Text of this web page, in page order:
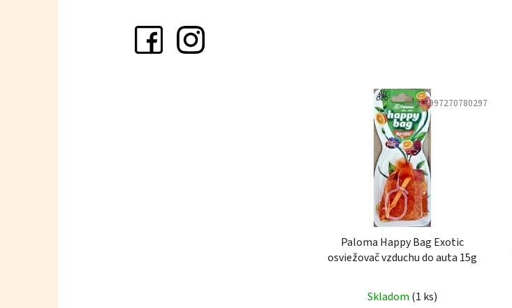
Paloma Happy Bag Exotic
osviežovač vzduchu do auta 15g
Skladom (1 ks)
Kód:5997270780297